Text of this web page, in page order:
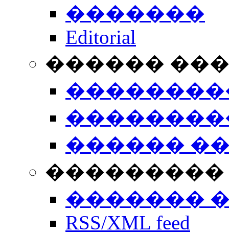
�������
Editorial
������
������
���������
�������
RSS/XML feed